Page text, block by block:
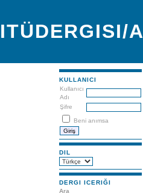
ITÜDERGISI/A
KULLANICI
Kullanıcı
Adı
Şifre
Beni anımsa
DIL
DERGI ICERIĞI
Ara